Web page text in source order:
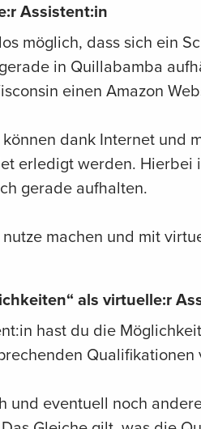
Assistent:in
möglich, dass sich ein
in Quillabamba
einen Amazon
dank Internet und
erledigt werden.
gerade aufhalten.
machen und mit
als virtuelle:r
hast du die
Qualifikationen
und eventuell noch